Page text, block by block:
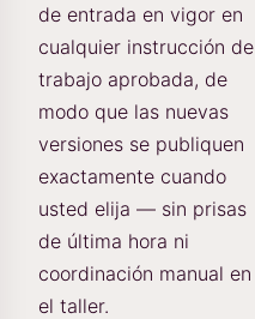
de entrada en vigor en
cualquier instrucción de
trabajo aprobada, de
modo que las nuevas
versiones se publiquen
exactamente cuando
usted elija — sin prisas
de última hora ni
coordinación manual en
el taller.